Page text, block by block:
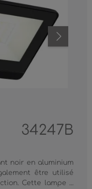
34247B
noir en aluminium
être utilisé
Cette lampe ...